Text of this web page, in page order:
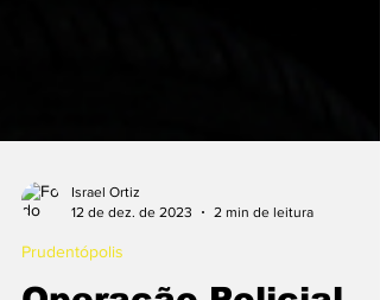
12 de dez. de 2023
2 min de leitura